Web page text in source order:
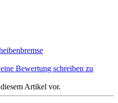
Bewertung schreiben zu
Artikel vor.